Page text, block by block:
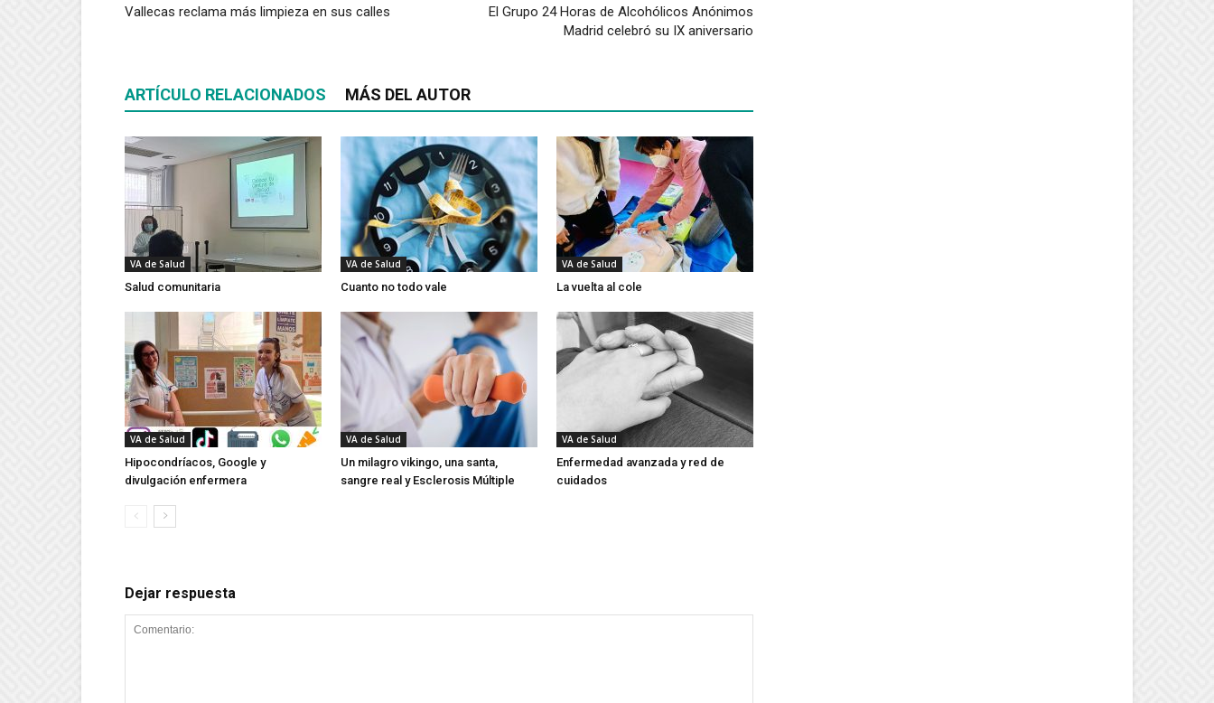
Vallecas reclama más limpieza en sus calles
El Grupo 24 Horas de Alcohólicos Anónimos
Madrid celebró su IX aniversario
ARTÍCULO RELACIONADOS MÁS DEL AUTOR
VA de Salud
Salud comunitaria
VA de Salud
Cuanto no todo vale
VA de Salud
La vuelta al cole
VA de Salud
Hipocondríacos, Google y
divulgación enfermera
VA de Salud
Un milagro vikingo, una santa,
sangre real y Esclerosis Múltiple
VA de Salud
Enfermedad avanzada y red de
cuidados
Dejar respuesta